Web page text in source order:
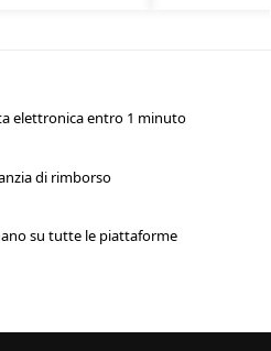
elettronica entro 1 minuto
di rimborso
su tutte le piattaforme